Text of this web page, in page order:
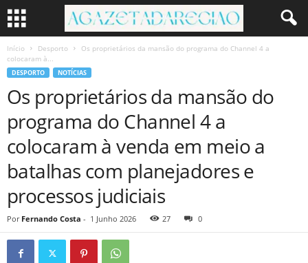
Início Desporto
Os proprietários da mansão do programa do Channel 4 a
colocaram à...
DESPORTO NOTÍCIAS
Os proprietários da mansão do
programa do Channel 4 a
colocaram à venda em meio a
batalhas com planejadores e
processos judiciais
Por Fernando Costa - 1 Junho 2026 27 0